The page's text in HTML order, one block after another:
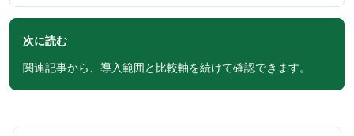
次に読む
関連記事から、導入範囲と比較軸を続けて確認できます。